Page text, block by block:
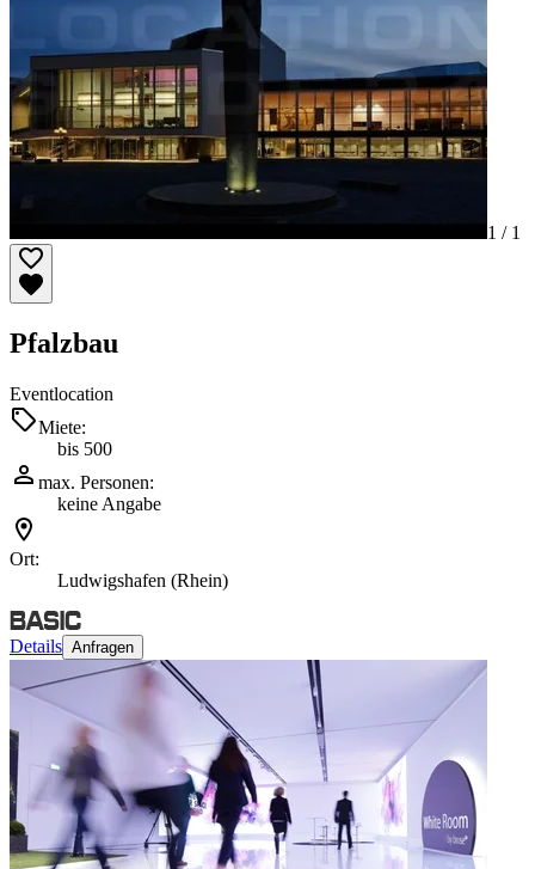
1 / 1
Pfalzbau
Eventlocation
Miete:
bis 500
max. Personen:
keine Angabe
Ort:
Ludwigshafen (Rhein)
Details Anfragen